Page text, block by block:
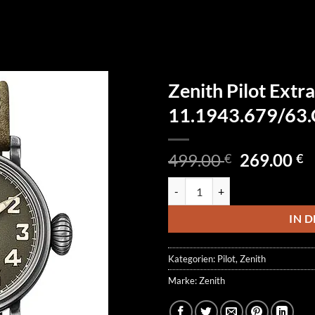
Zenith Pilot
11.1943.679/
499.00€
499.00 €
269.00€
IN
Kategorien: Pilot, Zenith
Marke:Zenith